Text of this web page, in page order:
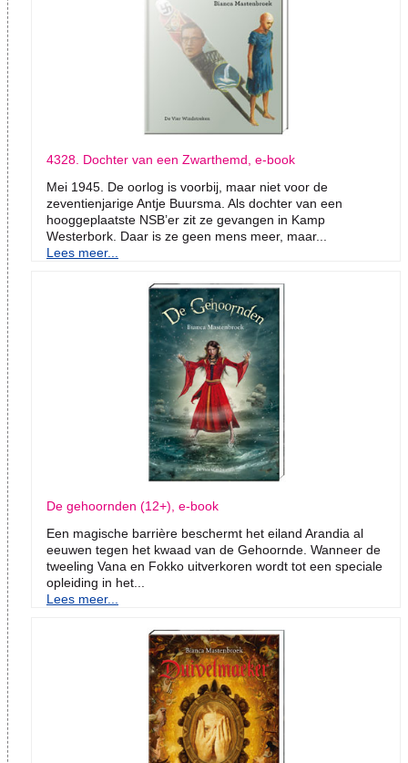
4328. Dochter van een Zwarthemd, e-book
Mei 1945. De oorlog is voorbij, maar niet voor de
zeventienjarige Antje Buursma. Als dochter van een
hooggeplaatste NSB’er zit ze gevangen in Kamp
Westerbork. Daar is ze geen mens meer, maar...
Lees meer...
De gehoornden (12+), e-book
Een magische barrière beschermt het eiland Arandia al
eeuwen tegen het kwaad van de Gehoornde. Wanneer de
tweeling Vana en Fokko uitverkoren wordt tot een speciale
opleiding in het...
Lees meer...